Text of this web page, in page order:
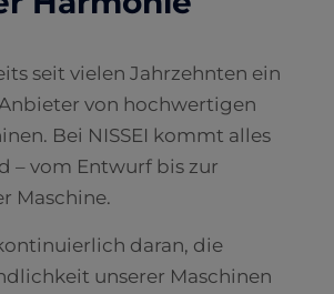
seit vielen Jahrzehnten ein
von hochwertigen
Bei NISSEI kommt alles
– vom Entwurf bis zur
Maschine.
daran, die
unserer Maschinen